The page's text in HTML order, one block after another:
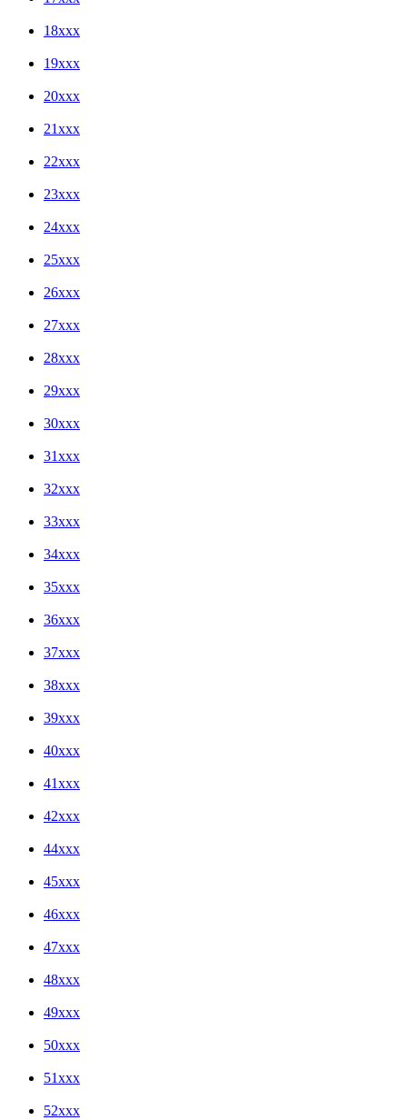
18xxx
19xxx
20xxx
21xxx
22xxx
23xxx
24xxx
25xxx
26xxx
27xxx
28xxx
29xxx
30xxx
31xxx
32xxx
33xxx
34xxx
35xxx
36xxx
37xxx
38xxx
39xxx
40xxx
41xxx
42xxx
44xxx
45xxx
46xxx
47xxx
48xxx
49xxx
50xxx
51xxx
52xxx